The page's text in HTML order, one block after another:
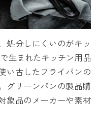
処分しにくいのがキッ
生まれたキッチン用品
い古したフライパンの
グリーンパンの製品購
象品のメーカーや素材